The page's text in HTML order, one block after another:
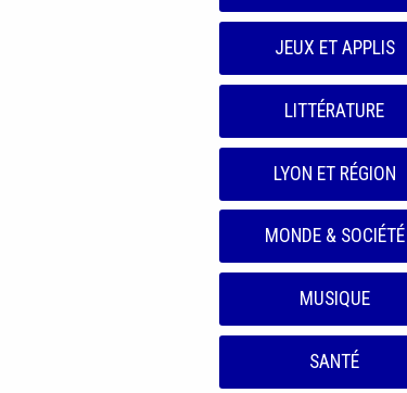
JEUX ET APPLIS
LITTÉRATURE
LYON ET RÉGION
MONDE & SOCIÉTÉ
MUSIQUE
SANTÉ